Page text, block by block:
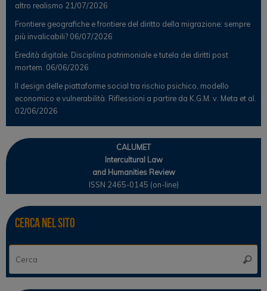
altro realismo 21/07/2026
Frontiere geografiche e frontiere del diritto della migrazione: sempre
più invalicabili? 06/07/2026
Eredità digitale. Disciplina patrimoniale e tutela dei diritti post
mortem. 06/06/2026
Il design delle piattaforme social tra rischio psichico, modello
economico e vulnerabilità. Riflessioni a partire da K.G.M. v. Meta et al.
02/06/2026
CALUMET
Intercultural Law
and Humanities Review
ISSN 2465-0145 (on-line)
Cerca nel sito
Cerca